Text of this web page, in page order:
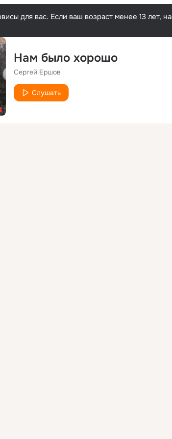
для вас. Если ваш возраст менее 13 лет,
Нам было хорошо
Сергей Ершов
Слушать